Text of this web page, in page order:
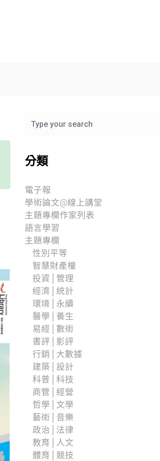
分類
電子報
學術論文@線上講堂
主題專欄作家列表
語言學習
主題專欄
性別平等
智慧財產權
投資│管理
經濟│統計
環境│永續
醫學│養生
易經│數術
書評│影評
行銷│大數據
建築│設計
科普│科技
商管│經營
哲學│文學
藝術│音樂
政治│法律
教育│人文
體育│競技